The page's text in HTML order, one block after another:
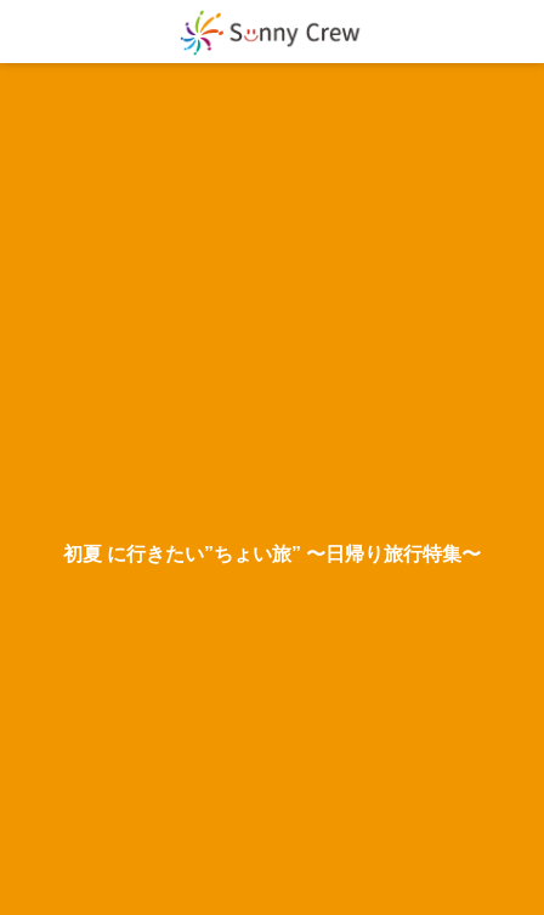
初夏 に行きたい”ちょい旅”​ 〜日帰り旅行特集〜